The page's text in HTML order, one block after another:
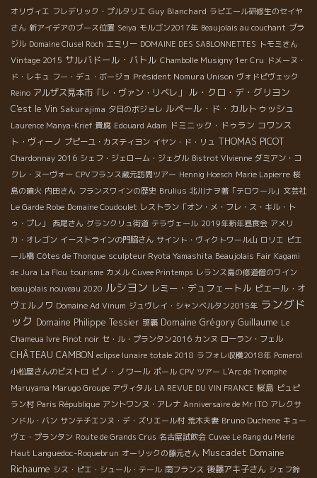
オリヴィエ フレデリック・プルタリエ Guy Blanchard ラピエール研修生のセイヤ
さん 新アイデアのブース位置 Seiya モルゴン2017年 Beaujolais au couchant ブラ
ジル Domaine Clusel Roch エミリー DOMAINE DES SABLONNETTES トモミさん
Vintage 2015 サルバドール・バトル Chambolle Musigny 1er Cru ドメーヌ・
ド・レキュ フー・デュ・ボージョ Président Nomura Unison ヴォドピヴェック
Reino アルザス見本市「レ・ヴァン・リベレ」 ル・クロ・デ・グリヨン
C'est le Vin Sakurajima 夕日のボジョレ ルペール・ド・カルトゥッシュ
Laurence Manya-Krief 貴腐 Edouard Adam ドミニック・ドゥラン コワンス
ト・ヴィーノ プピーユ・カスティヨン イヤン・ド・リュ THOMAS PICOT
Chardonnay 2016 シェフ・ジェローム・ジェグル Bistrot VIvienne ダミアン・コ
クレ・ヌーヴォー CPVフランス蔵元訪問ツアー Hennig Hoesch Marie Lapierre 桜
島の噴火 内田さん フランスワインの歴史 Brulius 北川ナヲ著「テロワール」文芸社
Le Garde Robe Domaine Coudoulet レストラン「オン・メ・フレ・ス・キル・ト
ゥ・プレ」
西尾さん グランクリュ街道 テラヴェール 2019年新年昼食会 アメリ
カ・オレゴン イーストラインの門脇さん サイント・ヴィクトワール山 ロリエ ピエ
ール橋 Côtes de Thongue sculpteur Ryota Yamashita Beaujolais Fair Kagami
de Jura La Flou tourisme カメル Cuvee Printemps レランス島の修道僧のワイン
beaujolais nouveau 2020 ルシヨン レミー・デュフェートル ピエール・オ
ヴェルノワ Domaine Ad Vinum ジュヴレイ・シャンベルタン2015年 ラングド
ック Domaine Philippe Tessier 那覇 Domaine Grégory Guillaume Le
Chameua Ivre Pinot noir セ・ル・プランタン2016 カンヌ ローラン・フェル
CHÂTEAU CAMBON eclipse lunaire totale 2018 ラフォレ収穫2018年 Pomerol
小松屋さんのビストロ ピノ・ノワール ポール CPV ツアー L'Arc de Triomphe
Maruyama Marugo Groupe アヴィタル LA REVUE DU VIN FRANCE 桜島 ピュピ
ラン村 Paris République アントワンヌ・アレナ Anniversaire de Mr ITO アレクサ
ンドル・バン サンテチエンヌ・デ・ズリエール村 荒木夫妻 Bruno Duchene キュー
ヴェ・プランタン Route de Grands Crus 名古屋試飲会 Cuvee Le Rang du Merle
Haut Languedoc-Roquebrun オーリックの藤元さん Muscadet Domaine
Richaume シス・ピエ・シュール・テール 南フランス 後藤アキ子さん シェフ鈴